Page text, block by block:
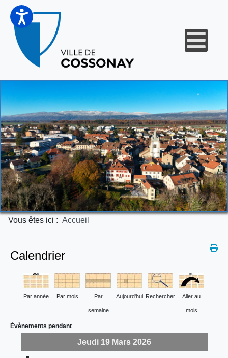
Vous êtes ici : Accueil
Calendrier
Par année Par mois Par
semaine
Aujourd'hui Rechercher Aller au
mois
Évènements pendant
Jeudi 19 Mars 2026